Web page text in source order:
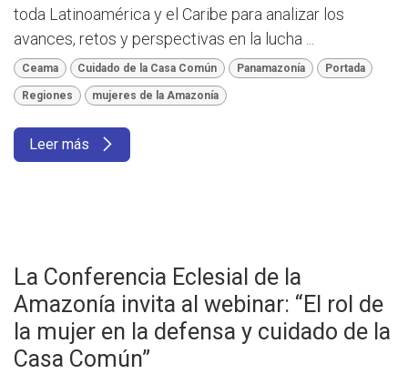
toda Latinoamérica y el Caribe para analizar los
avances, retos y perspectivas en la lucha ...
Ceama Cuidado de la Casa Común Panamazonía Portada
Regiones mujeres de la Amazonía
Leer más
La Conferencia Eclesial de la
Amazonía invita al webinar: “El rol de
la mujer en la defensa y cuidado de la
Casa Común”